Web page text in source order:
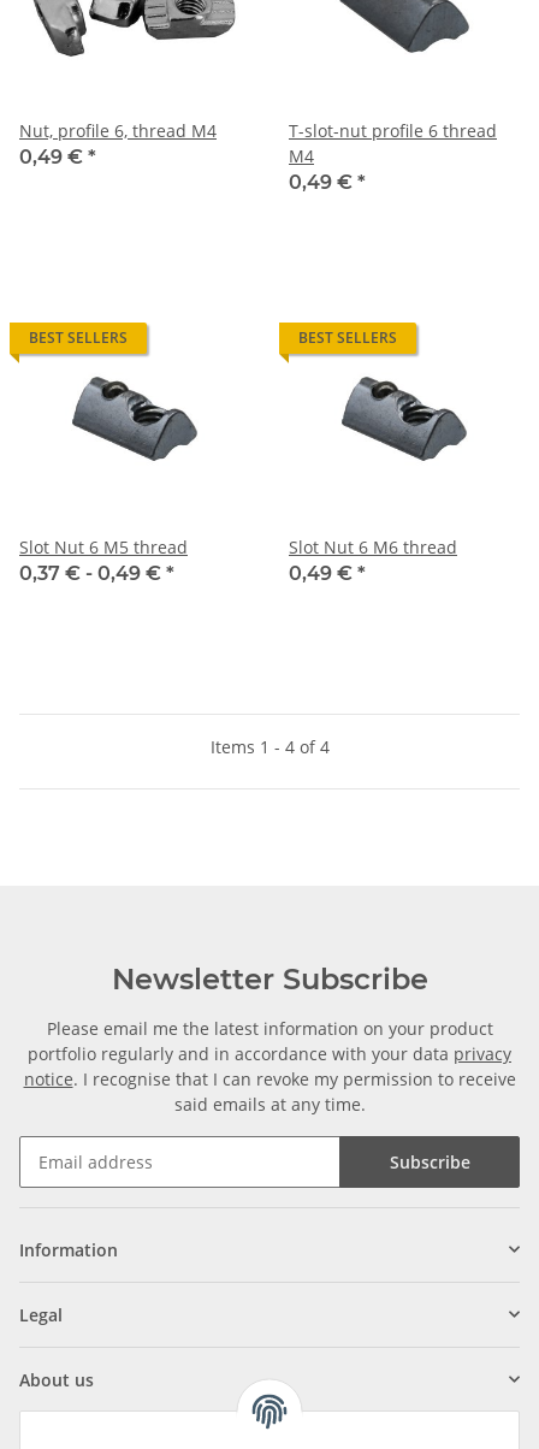
Nut, profile 6, thread M4
0,49 € *
T-slot-nut profile 6 thread
M4
0,49 € *
BEST SELLERS
Slot Nut 6 M5 thread
0,37 € - 0,49 € *
BEST SELLERS
Slot Nut 6 M6 thread
0,49 € *
Items 1 - 4 of 4
Newsletter Subscribe
Please email me the latest information on your product
portfolio regularly and in accordance with your data privacy
notice. I recognise that I can revoke my permission to receive
said emails at any time.
Subscribe
Information
Legal
About us